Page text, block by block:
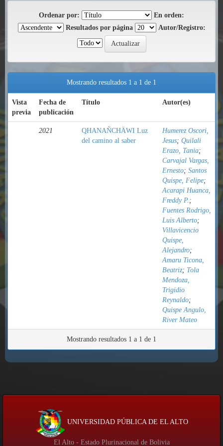
Ordenar por:
En orden:
Resultados por página
Autor/Registro:
Mostrando resultados 1 a 1 de 1
Vista
previa
Fecha de
publicación
Título Autor(es)
2021
QHANAÑCHÄWI Luz
del camino al saber
Humerez Oscori,
Jesus; Quilali
Erazo, Tania;
Carvajal Vargas,
Ernesto; Santos
Quispe, Felipe;
Acarapi Huanca,
Freddy P. ;
Fuentes Rodrigo,
Luis Alberto;
Villavicencio
Quispe,
Alejandro;
Amaru Ticona,
Beatriz; Tola
Mendoza,
Trigidio
Reynaldo;
Quispe Angulo,
River Mateo
Mostrando resultados 1 a 1 de 1
UNIVERSIDAD PÚBLICA DE EL ALTO
El Alto - Estado Plurinacional de Bolivia